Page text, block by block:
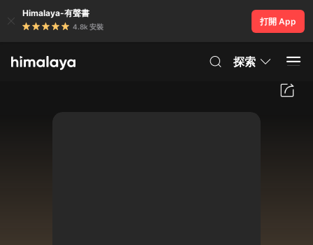
Himalaya-有聲書
4.8k 安裝
打開 App
探索